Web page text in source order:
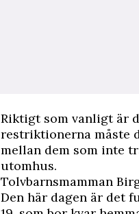
Riktigt som vanligt är
restriktionerna måste
mellan dem som inte
utomhus.
Tolvbarnsmamman
Den här dagen är det